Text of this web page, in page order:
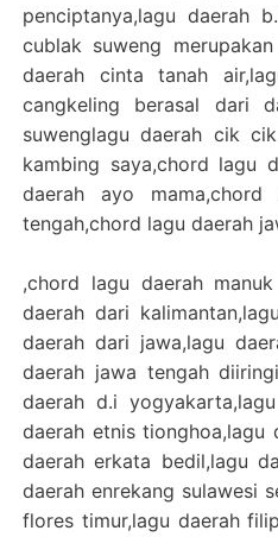
penciptanya,lagu daerah
cublak suweng
daerah cinta tanah
cangkeling berasal dari
suwenglagu daerah cik
kambing saya,chord lagu
daerah ayo
tengah,chord lagu daerah
,chord lagu daerah
daerah dari
daerah dari jawa,lagu
daerah jawa tengah
daerah d.i
daerah etnis tionghoa,lagu
daerah erkata bedil,lagu
daerah enrekang sulawesi
flores timur,lagu daerah